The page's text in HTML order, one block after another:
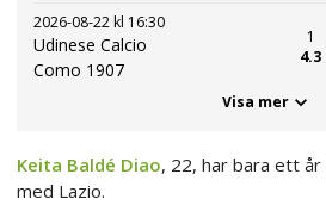
2026-08-22 kl 16:30
Udinese Calcio
Como 1907
1
4.3
Visa mer
Keita Baldé Diao, 22, har bara ett
med Lazio.